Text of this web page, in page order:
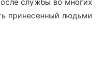
службы во многих
принесенный людьми